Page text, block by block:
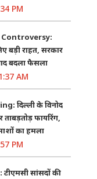
PM
बड़ी राहत, सरकार
बदला फैसला
AM
दिल्ली के विनोद
ताबड़तोड़ फायरिंग,
का हमला
PM
सांसदों की